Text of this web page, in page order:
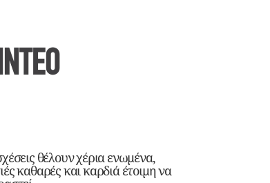
θέλουν χέρια ενωμένα,
καθαρές και καρδιά έτοιμη να